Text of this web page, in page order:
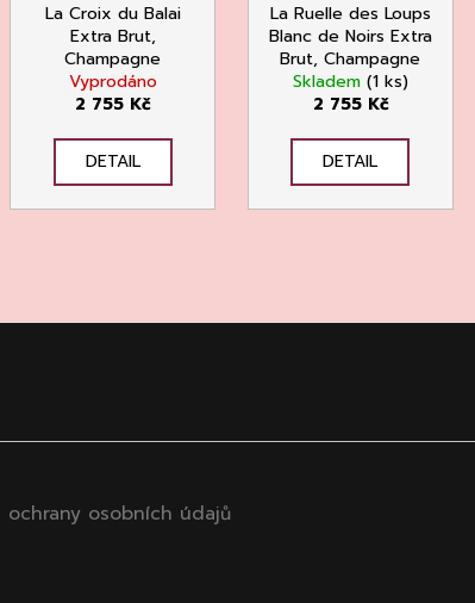
La Croix du Balai
Extra Brut,
Champagne
Copinet
Vyprodáno
2 755 Kč
DETAIL
La Ruelle des Loups
Blanc de Noirs Extra
Brut, Champagne
Copinet
Skladem (1 ks)
2 755 Kč
DETAIL
ochrany osobních údajů